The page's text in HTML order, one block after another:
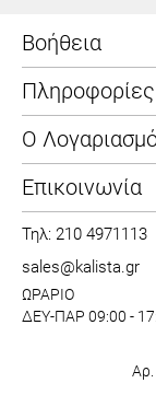
Βοήθεια
Πληροφορίες
Ο
Επικοινωνία
Τηλ: 210 4971113
sales@kalista.gr
ΩΡΑΡΙΟ
ΔΕΥ-ΠΑΡ 09:00 -